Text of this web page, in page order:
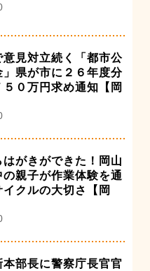
意見対立続く「都市公
」県が市に２６年度分
０万円求め通知【岡
はがきができた！岡山
親子が作業体験を通
イクルの大切さ【岡
部長に警察庁長官官